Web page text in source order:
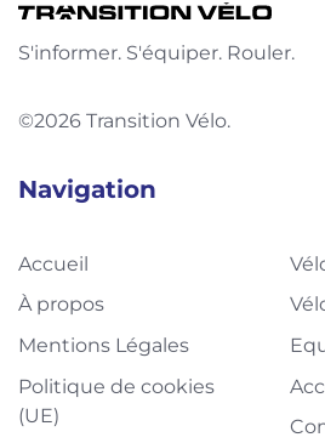
S'informer. S'équiper. Rouler.
©2026 Transition Vélo.
Navigation
Accueil
À propos
Mentions Légales
Politique de cookies
(UE)